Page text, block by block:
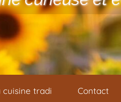
cuisine tradi Contact